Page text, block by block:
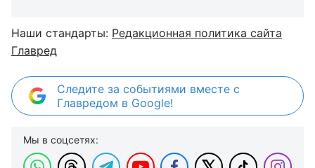
Наши стандарты: Редакционная политика сайта
Главред
Следите за событиями вместе с
Главредом в Google!
Мы в соцсетях: